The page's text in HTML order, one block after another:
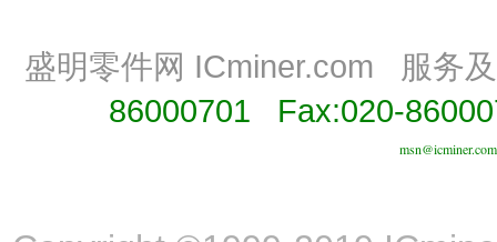
盛明零件网 ICminer.com 服务
86000701 Fax:020-
msn@icminer.com